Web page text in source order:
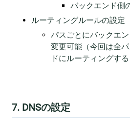
バックエンド側
ルーティングルールの設定
パスごとにバックエ
変更可能（今回は全
ドにルーティングする
7. DNSの設定